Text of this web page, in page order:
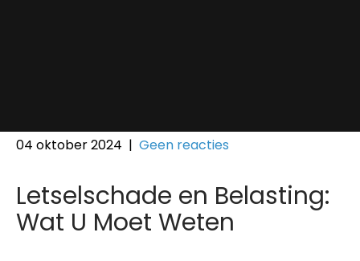
04 oktober 2024 | Geen reacties
Letselschade en Belasting:
Wat U Moet Weten